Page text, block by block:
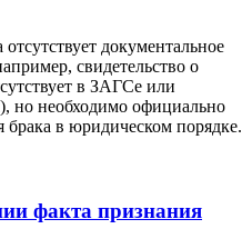
отсутствует документальное
свидетельство о
в ЗАГСе или
но необходимо официально
брака в юридическом порядке.
факта признания